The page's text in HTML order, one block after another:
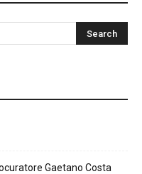
Gaetano Costa